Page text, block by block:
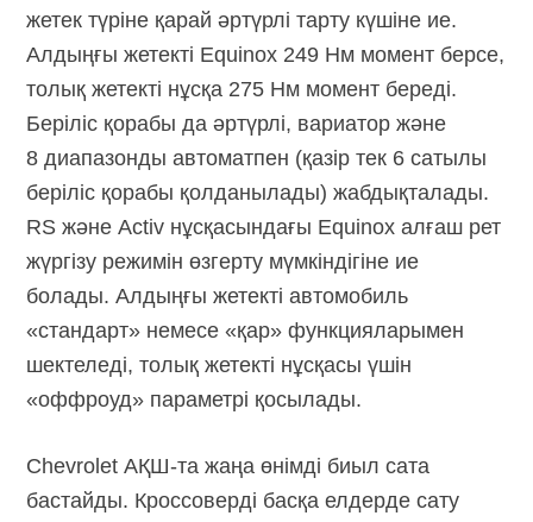
жетек түріне қарай әртүрлі тарту күшіне ие.
Алдыңғы жетекті Equinox 249 Нм момент берсе,
толық жетекті нұсқа 275 Нм момент береді.
Беріліс қорабы да әртүрлі, вариатор және
8 диапазонды автоматпен (қазір тек 6 сатылы
беріліс қорабы қолданылады) жабдықталады.
RS және Activ нұсқасындағы Equinox алғаш рет
жүргізу режимін өзгерту мүмкіндігіне ие
болады. Алдыңғы жетекті автомобиль
«стандарт» немесе «қар» функцияларымен
шектеледі, толық жетекті нұсқасы үшін
«оффроуд» параметрі қосылады.
ChevroletАҚШ-та жаңа өнімді биыл сата
бастайды. Кроссоверді басқа елдерде сату